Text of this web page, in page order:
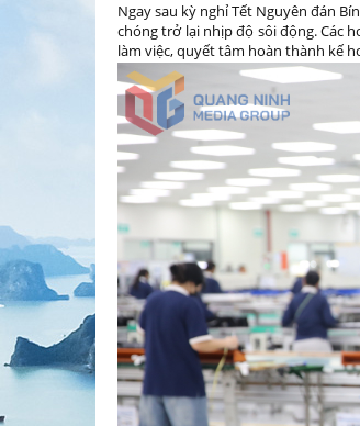
Ngay sau kỳ nghỉ Tết Nguyên đán
chóng trở lại nhịp độ sôi động. Các
làm việc, quyết tâm hoàn thành kế